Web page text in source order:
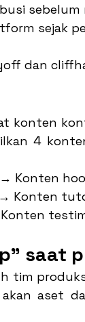
sebelum
sejak
dan
konten
4
Konten
Konten
saat
tim
akan aset